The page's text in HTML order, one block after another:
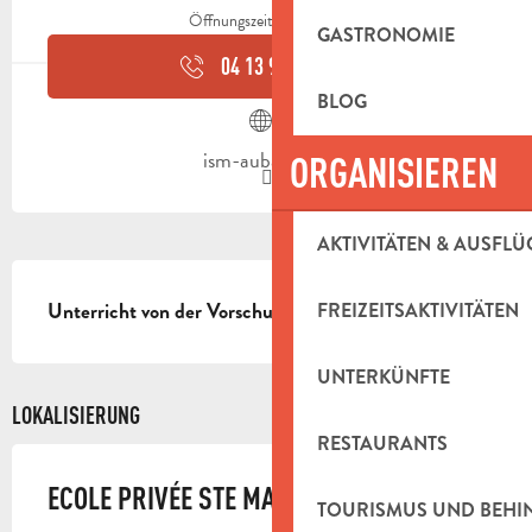
GASTRONOMIE
BLOG
ORGANISIEREN
AKTIVITÄTEN &
FREIZEITSAKTIVITÄTEN
UNTERKÜNFTE
RESTAURANTS
TOURISMUS UND
Öffnungszeiten ansehen
04 13 92 10
ism-aubagne.fr
Unterricht von der Vorschule bis zur Oberstufe.
LOKALISIERUNG
ECOLE PRIVÉE STE MARIE ( COLLÈGE)